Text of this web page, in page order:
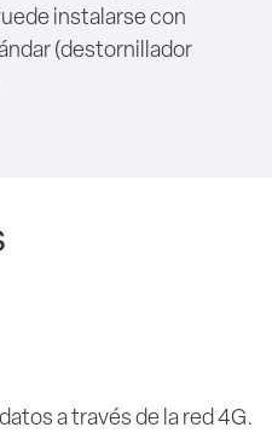
instalarse con
(destornillador
a través de la red 4G.